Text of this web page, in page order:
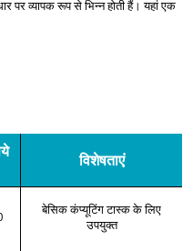
पर व्यापक रूप से भिन्न होती हैं। यहां एक
विशेषताएं
बेसिक कंप्यूटिंग टास्क के लिए
उपयुक्त